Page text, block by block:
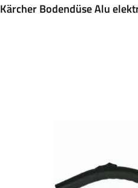
Kärcher Bodendüse Alu